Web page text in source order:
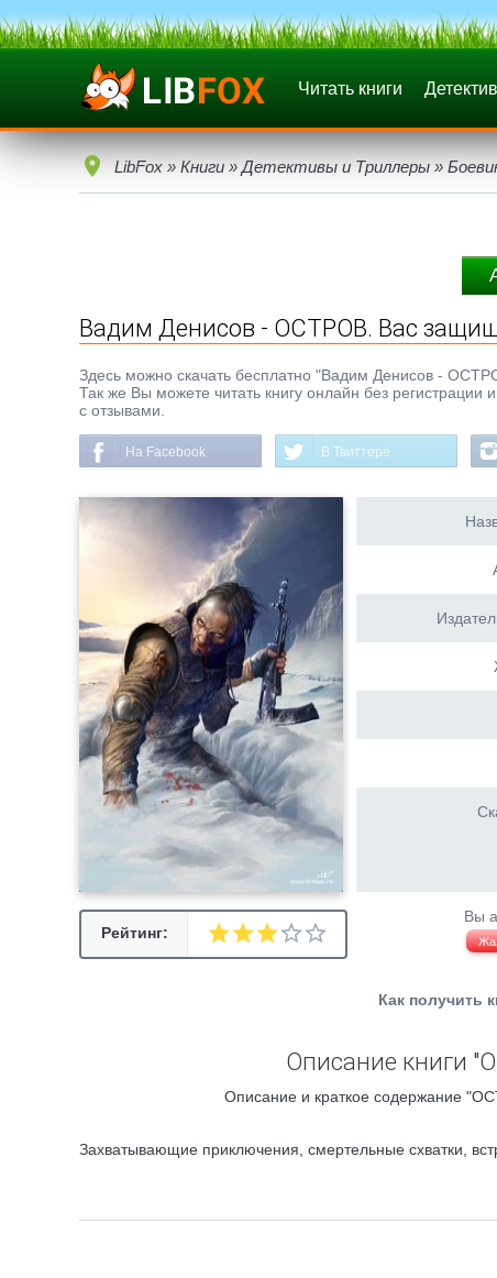
Читать книги
LibFox » Книги » Детективы и Триллеры »
Вадим Денисов - ОСТРОВ. Вас
Здесь можно скачать бесплатно "Вадим Денисов -
Так же Вы можете читать книгу онлайн без
с отзывами.
На Facebook В Твиттере
Рейтинг:
Вы
Как получить
Описание книги
Описание и краткое содержание
Захватывающие приключения, смертельные схватки,